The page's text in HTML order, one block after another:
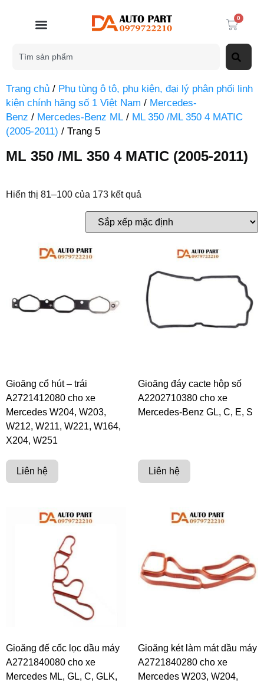
0
Trang chủ / Phụ tùng ô tô, phụ kiện, đại lý phân phối linh
kiện chính hãng số 1 Việt Nam / Mercedes-
Benz / Mercedes-Benz ML / ML 350 /ML 350 4 MATIC
(2005-2011) / Trang 5
ML 350 /ML 350 4 MATIC (2005-2011)
Hiển thị 81–100 của 173 kết quả
Gioăng cổ hút – trái
A2721412080 cho xe
Mercedes W204, W203,
W212, W211, W221, W164,
X204, W251
Liên hệ
Gioăng đáy cacte hộp số
A2202710380 cho xe
Mercedes-Benz GL, C, E, S
Liên hệ
Gioăng đế cốc lọc dầu máy
A2721840080 cho xe
Mercedes ML, GL, C, GLK,
Gioăng két làm mát dầu máy
A2721840280 cho xe
Mercedes W203, W204,